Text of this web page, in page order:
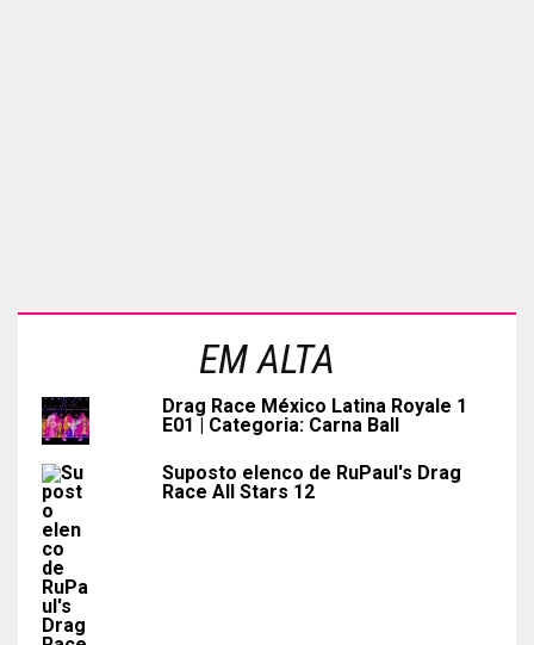
EM ALTA
Drag Race México Latina Royale 1
E01 | Categoria: Carna Ball
Suposto elenco de RuPaul's Drag
Race All Stars 12